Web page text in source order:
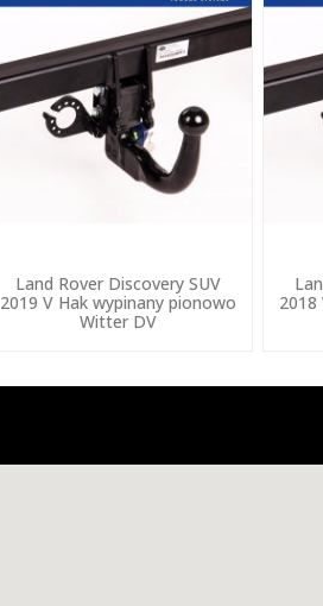
Land Rover Discovery SUV
2019 V Hak wypinany pionowo
Witter DV
2018